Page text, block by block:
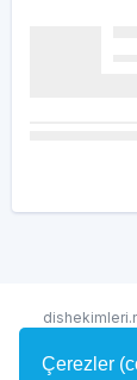
Çerezler